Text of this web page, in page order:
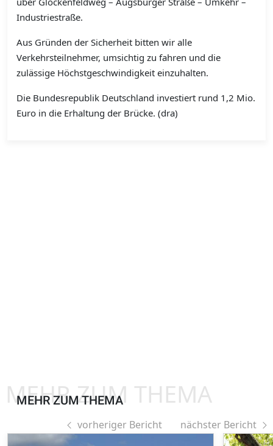
Industriestraße.
Aus Gründen der Sicherheit bitten wir alle
Verkehrsteilnehmer, umsichtig zu fahren und die
zulässige Höchstgeschwindigkeit einzuhalten.
Die Bundesrepublik Deutschland investiert rund 1,2 Mio.
Euro in die Erhaltung der Brücke. (dra)
MEHR ZUM THEMA
MEHR ZUM THEMA
vorheriger Bericht nächster Bericht